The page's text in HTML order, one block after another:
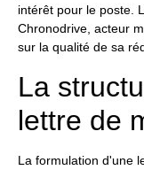
intérêt pour le poste.
Chronodrive, acteur
sur la qualité de sa
La
lettre de
La formulation d'une